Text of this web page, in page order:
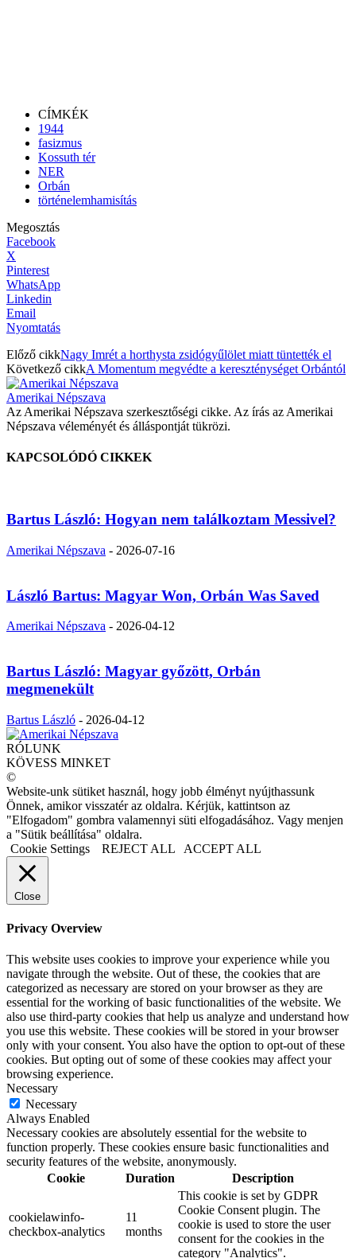
CÍMKÉK
1944
fasizmus
Kossuth tér
NER
Orbán
történelemhamisítás
Megosztás
Facebook
X
Pinterest
WhatsApp
Linkedin
Email
Nyomtatás
Előző cikkNagy Imrét a horthysta zsidógyűlölet miatt tüntették el
Következő cikkA Momentum megvédte a kereszténységet Orbántól
Amerikai Népszava
Az Amerikai Népszava szerkesztőségi cikke. Az írás az Amerikai
Népszava véleményét és álláspontját tükrözi.
KAPCSOLÓDÓ CIKKEK
Bartus László: Hogyan nem találkoztam Messivel?
Amerikai Népszava - 2026-07-16
László Bartus: Magyar Won, Orbán Was Saved
Amerikai Népszava - 2026-04-12
Bartus László: Magyar győzött, Orbán
megmenekült
Bartus László - 2026-04-12
RÓLUNK
KÖVESS MINKET
©
Website-unk sütiket használ, hogy jobb élményt nyújthassunk
Önnek, amikor visszatér az oldalra. Kérjük, kattintson az
"Elfogadom" gombra valamennyi süti elfogadásához. Vagy menjen
a "Sütik beállítása" oldalra.
Cookie Settings
REJECT ALL ACCEPT ALL
Close
Privacy Overview
This website uses cookies to improve your experience while you
navigate through the website. Out of these, the cookies that are
categorized as necessary are stored on your browser as they are
essential for the working of basic functionalities of the website. We
also use third-party cookies that help us analyze and understand how
you use this website. These cookies will be stored in your browser
only with your consent. You also have the option to opt-out of these
cookies. But opting out of some of these cookies may affect your
browsing experience.
Necessary
Necessary
Always Enabled
Necessary cookies are absolutely essential for the website to
function properly. These cookies ensure basic functionalities and
security features of the website, anonymously.
Cookie
Duration Description
cookielawinfo-
checkbox-analytics
11
months
This cookie is set by GDPR
Cookie Consent plugin. The
cookie is used to store the user
consent for the cookies in the
category "Analytics".